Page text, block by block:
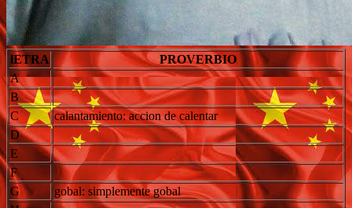
lETRA
PROVERBIO
A
B
C
calantamiento: accion de calentar
D
E
F
G
gobal: simplemente gobal